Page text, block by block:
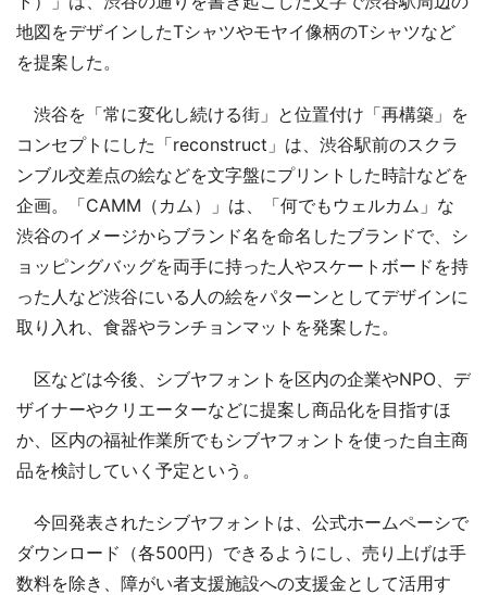
地図をデザインしたTシャツやモヤイ像柄のTシャツなど
を提案した。
渋谷を「常に変化し続ける街」と位置付け「再構築」を
コンセプトにした「reconstruct」は、渋谷駅前のスクラ
ンブル交差点の絵などを文字盤にプリントした時計などを
企画。「CAMM（カム）」は、「何でもウェルカム」な
渋谷のイメージからブランド名を命名したブランドで、シ
ョッピングバッグを両手に持った人やスケートボードを持
った人など渋谷にいる人の絵をパターンとしてデザインに
取り入れ、食器やランチョンマットを発案した。
区などは今後、シブヤフォントを区内の企業やNPO、デ
ザイナーやクリエーターなどに提案し商品化を目指すほ
か、区内の福祉作業所でもシブヤフォントを使った自主商
品を検討していく予定という。
今回発表されたシブヤフォントは、公式ホームペーシで
ダウンロード（各500円）できるようにし、売り上げは手
数料を除き、障がい者支援施設への支援金として活用す